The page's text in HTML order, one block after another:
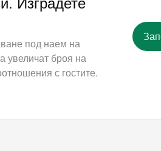
под наем на
увеличат броя на
с гостите.